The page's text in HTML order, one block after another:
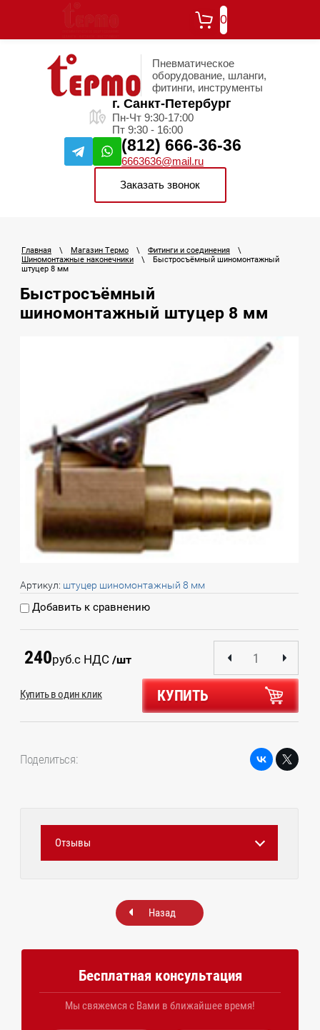
0
Пневматическое
оборудование, шланги,
фитинги, инструменты
г. Санкт-Петербург
Пн-Чт 9:30-17:00
Пт 9:30 - 16:00
(812) 666-36-36
6663636@mail.ru
Заказать звонок
Главная \ Магазин Термо \ Фитинги и соединения
\
Шиномонтажные наконечники
\
Быстросъёмный шиномонтажный
штуцер 8 мм
Быстросъёмный
шиномонтажный штуцер 8 мм
Артикул: штуцер шиномонтажный 8 мм
Добавить к сравнению
240руб.с НДС /шт
КУПИТЬ
Купить в один клик
Поделиться:
Отзывы
Назад
Бесплатная консультация
Мы свяжемся с Вами в ближайшее время!